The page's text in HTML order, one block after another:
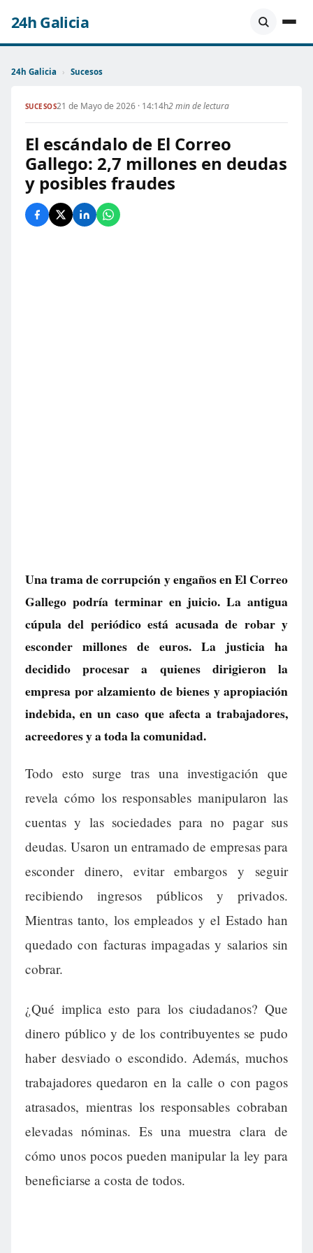
24h Galicia
24h Galicia › Sucesos
SUCESOS21 de Mayo de 2026 · 14:14h2 min de lectura
El escándalo de El Correo
Gallego: 2,7 millones en deudas
y posibles fraudes
Una trama de corrupción y engaños en El Correo
Gallego podría terminar en juicio. La antigua
cúpula del periódico está acusada de robar y
esconder millones de euros. La justicia ha
decidido procesar a quienes dirigieron la
empresa por alzamiento de bienes y apropiación
indebida, en un caso que afecta a trabajadores,
acreedores y a toda la comunidad.
Todo esto surge tras una investigación que
revela cómo los responsables manipularon las
cuentas y las sociedades para no pagar sus
deudas. Usaron un entramado de empresas para
esconder dinero, evitar embargos y seguir
recibiendo ingresos públicos y privados.
Mientras tanto, los empleados y el Estado han
quedado con facturas impagadas y salarios sin
cobrar.
¿Qué implica esto para los ciudadanos? Que
dinero público y de los contribuyentes se pudo
haber desviado o escondido. Además, muchos
trabajadores quedaron en la calle o con pagos
atrasados, mientras los responsables cobraban
elevadas nóminas. Es una muestra clara de
cómo unos pocos pueden manipular la ley para
beneficiarse a costa de todos.